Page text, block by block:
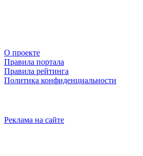
О проекте
Правила портала
Правила рейтинга
Политика конфиденциальности
Реклама на сайте